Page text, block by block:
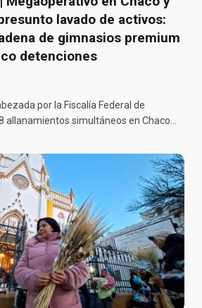
lavado de activos:
de gimnasios premium
detenciones
por la Fiscalía Federal de
allanamientos simultáneos en Chaco…